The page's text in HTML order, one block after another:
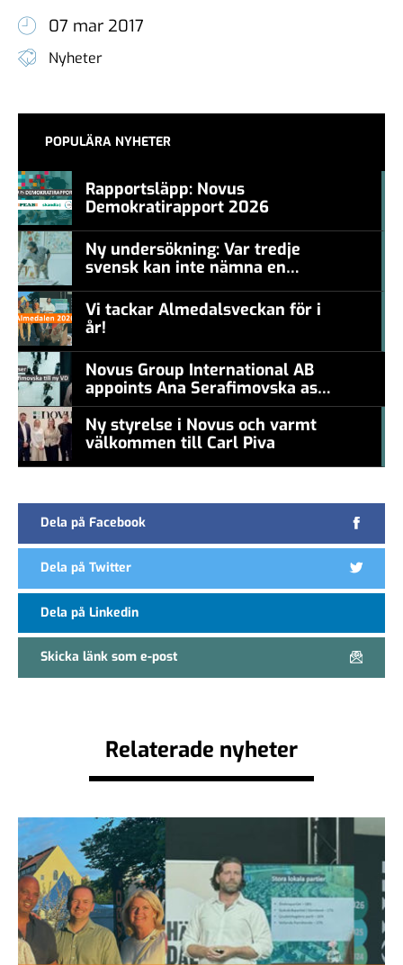
07 mar 2017
Nyheter
POPULÄRA NYHETER
Rapportsläpp: Novus
Demokratirapport 2026
Ny undersökning: Var tredje
svensk kan inte nämna en
levande konstnär
Vi tackar Almedalsveckan för i
år!
Novus Group International AB
appoints Ana Serafimovska as
new CEO
Ny styrelse i Novus och varmt
välkommen till Carl Piva
Dela på Facebook
Dela på Twitter
Dela på Linkedin
Skicka länk som e-post
Relaterade nyheter